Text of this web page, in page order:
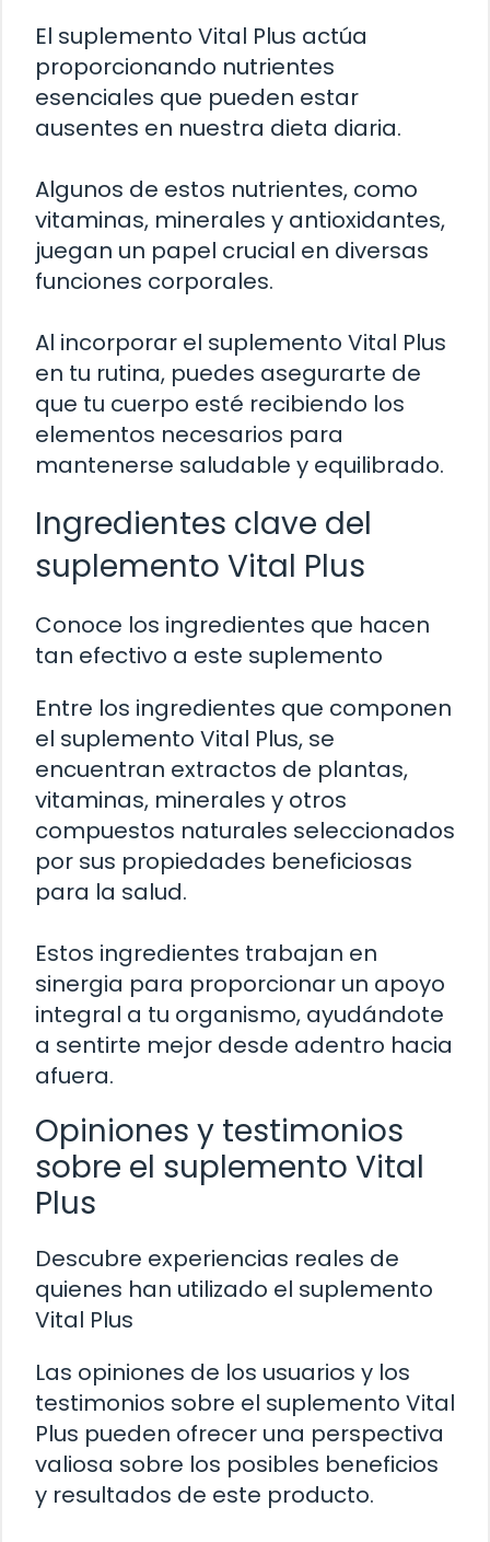
El suplemento Vital Plus actúa
proporcionando nutrientes
esenciales que pueden estar
ausentes en nuestra dieta diaria.
Algunos de estos nutrientes, como
vitaminas, minerales y antioxidantes,
juegan un papel crucial en diversas
funciones corporales.
Al incorporar el suplemento Vital Plus
en tu rutina, puedes asegurarte de
que tu cuerpo esté recibiendo los
elementos necesarios para
mantenerse saludable y equilibrado.
Ingredientes clave del
suplemento Vital Plus
Conoce los ingredientes que hacen
tan efectivo a este suplemento
Entre los ingredientes que componen
el suplemento Vital Plus, se
encuentran extractos de plantas,
vitaminas, minerales y otros
compuestos naturales seleccionados
por sus propiedades beneficiosas
para la salud.
Estos ingredientes trabajan en
sinergia para proporcionar un apoyo
integral a tu organismo, ayudándote
a sentirte mejor desde adentro hacia
afuera.
Opiniones y testimonios
sobre el suplemento Vital
Plus
Descubre experiencias reales de
quienes han utilizado el suplemento
Vital Plus
Las opiniones de los usuarios y los
testimonios sobre el suplemento Vital
Plus pueden ofrecer una perspectiva
valiosa sobre los posibles beneficios
y resultados de este producto.